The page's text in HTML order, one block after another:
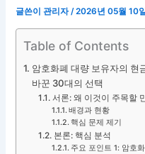
글쓴이관리자/2026년 05월 10
Table of Contents
암호화폐 대량 보유자의 현
바꾼 30대의 선택
서론: 왜 이것이 주목할
배경과 현황
핵심 문제 제기
본론: 핵심 분석
주요 포인트 1: 암호